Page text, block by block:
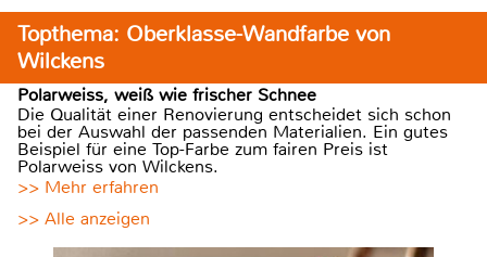
Topthema: Oberklasse-Wandfarbe von
Wilckens
Polarweiss, weiß wie frischer Schnee
Die Qualität einer Renovierung entscheidet sich schon
bei der Auswahl der passenden Materialien. Ein gutes
Beispiel für eine Top-Farbe zum fairen Preis ist
Polarweiss von Wilckens.
>> Mehr erfahren
>> Alle anzeigen